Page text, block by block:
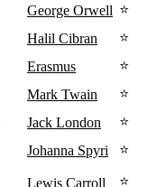
George Orwell ⭐
Halil Cibran
⭐
Erasmus
⭐
Mark Twain
⭐
Jack London
⭐
Johanna Spyri ⭐
Lewis Carroll ⭐